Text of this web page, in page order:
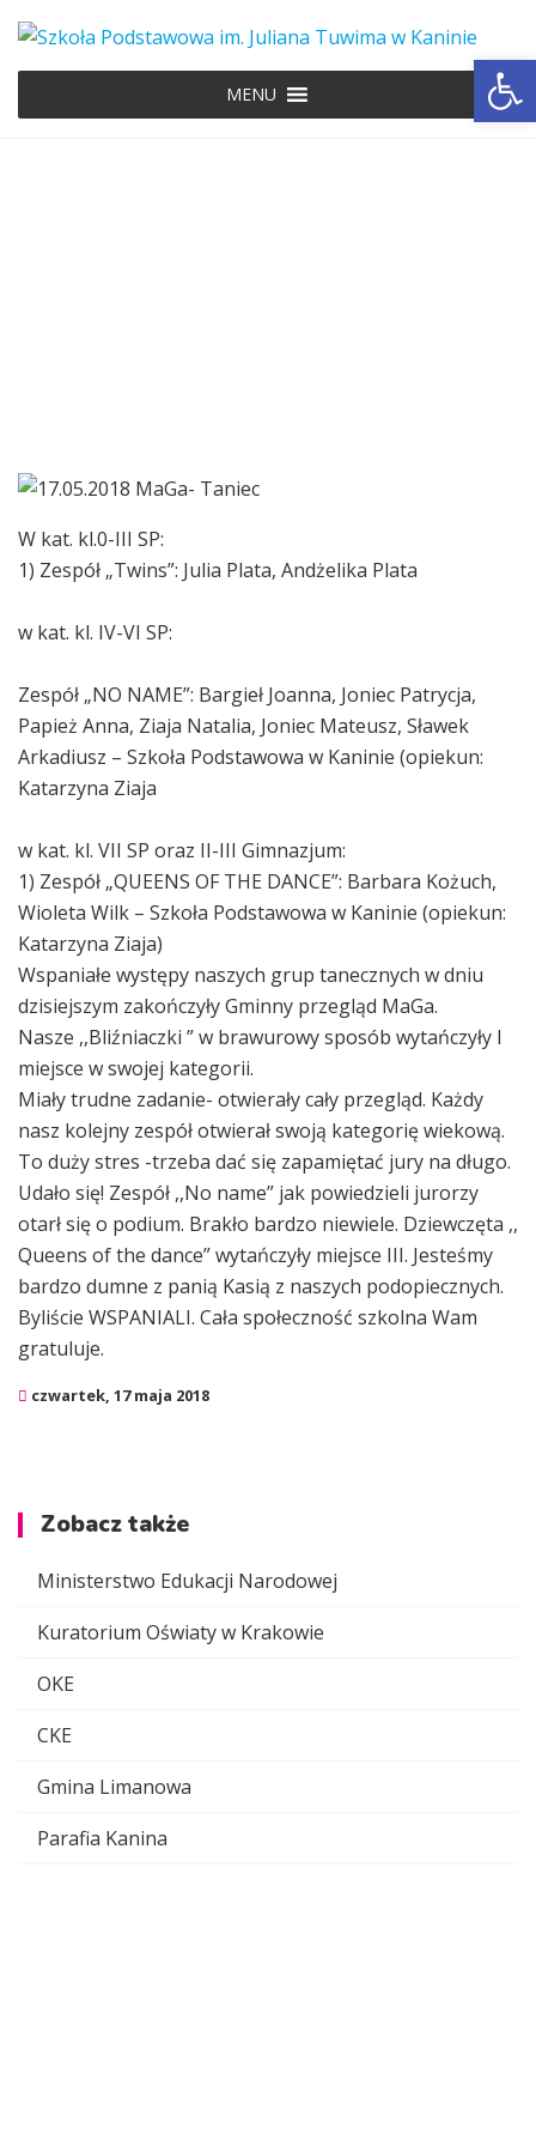
MENU
W kat. kl.0-III SP:
1) Zespół „Twins”: Julia Plata, Andżelika Plata
w kat. kl. IV-VI SP:
Zespół „NO NAME”: Bargieł Joanna, Joniec Patrycja,
Papież Anna, Ziaja Natalia, Joniec Mateusz, Sławek
Arkadiusz – Szkoła Podstawowa w Kaninie (opiekun:
Katarzyna Ziaja
w kat. kl. VII SP oraz II-III Gimnazjum:
1) Zespół „QUEENS OF THE DANCE”: Barbara Kożuch,
Wioleta Wilk – Szkoła Podstawowa w Kaninie (opiekun:
Katarzyna Ziaja)
Wspaniałe występy naszych grup tanecznych w dniu
dzisiejszym zakończyły Gminny przegląd MaGa.
Nasze ,,Bliźniaczki ” w brawurowy sposób wytańczyły I
miejsce w swojej kategorii.
Miały trudne zadanie- otwierały cały przegląd. Każdy
nasz kolejny zespół otwierał swoją kategorię wiekową.
To duży stres -trzeba dać się zapamiętać jury na długo.
Udało się! Zespół ,,No name” jak powiedzieli jurorzy
otarł się o podium. Brakło bardzo niewiele. Dziewczęta ,,
Queens of the dance” wytańczyły miejsce III. Jesteśmy
bardzo dumne z panią Kasią z naszych podopiecznych.
Byliście WSPANIALI. Cała społeczność szkolna Wam
gratuluje.
czwartek, 17 maja 2018
Zobacz także
Ministerstwo Edukacji Narodowej
Kuratorium Oświaty w Krakowie
OKE
CKE
Gmina Limanowa
Parafia Kanina